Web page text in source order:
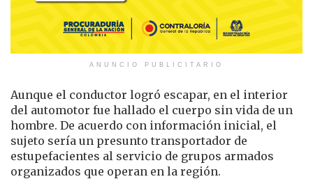
ANUNCIO PUBLICITARIO
Aunque el conductor logró escapar, en el interior
del automotor fue hallado el cuerpo sin vida de un
hombre. De acuerdo con información inicial, el
sujeto sería un presunto transportador de
estupefacientes al servicio de grupos armados
organizados que operan en la región.